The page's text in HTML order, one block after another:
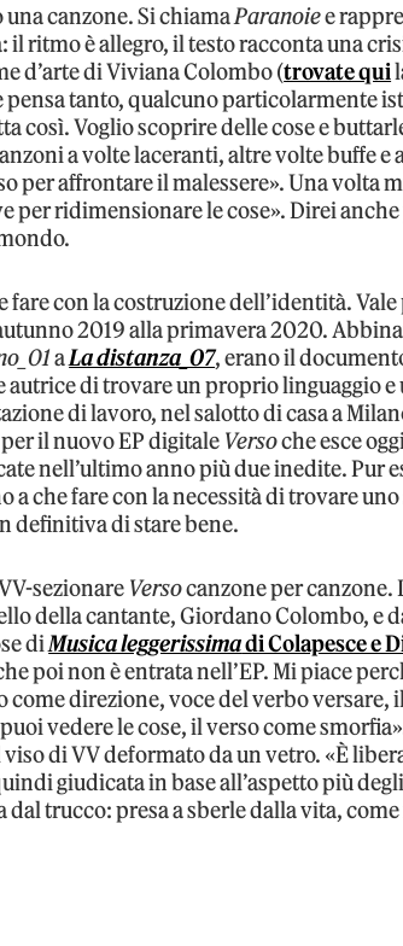
canzone. Si chiamaParanoiee
il ritmo è allegro, il testo racconta una
d’arte di Viviana Colombo (trovate qui
pensa tanto, qualcuno particolarmente
così. Voglio scoprire delle cose e
a volte laceranti, altre volte buffe e
per affrontare il malessere». Una volta
per ridimensionare le cose». Direi
fare con la costruzione dell’identità.
2019 alla primavera 2020.
aLa distanza_07, erano il
di trovare un proprio linguaggio
di lavoro, nel salotto di casa a
il nuovo EP digitale Versoche esce
nell’ultimo anno più due inedite. Pur
a che fare con la necessità di trovare
definitiva di stare bene.
sezionare Versocanzone per canzone.
della cantante, Giordano Colombo, e
diMusica leggerissimadi Colapesce e
poi non è entrata nell’EP. Mi piace
direzione, voce del verbo versare,
vedere le cose, il verso come
di VV deformato da un vetro. «È
giudicata in base all’aspetto più
trucco: presa a sberle dalla vita,